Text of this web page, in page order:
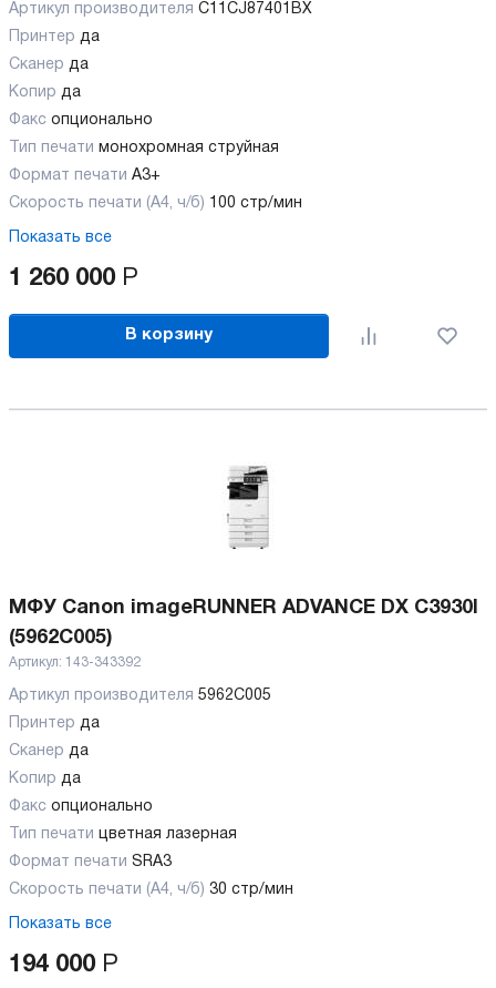
Артикул производителя C11CJ87401BX
Принтер да
Сканер да
Копир да
Факс опционально
Тип печати монохромная струйная
Формат печати A3+
Скорость печати (А4, ч/б) 100 стр/мин
Показать все
1 260 000 Р
В корзину
МФУ Canon imageRUNNER ADVANCE DX C3930I
(5962C005)
Артикул: 143-343392
Артикул производителя 5962C005
Принтер да
Сканер да
Копир да
Факс опционально
Тип печати цветная лазерная
Формат печати SRA3
Скорость печати (А4, ч/б) 30 стр/мин
Показать все
194 000 Р